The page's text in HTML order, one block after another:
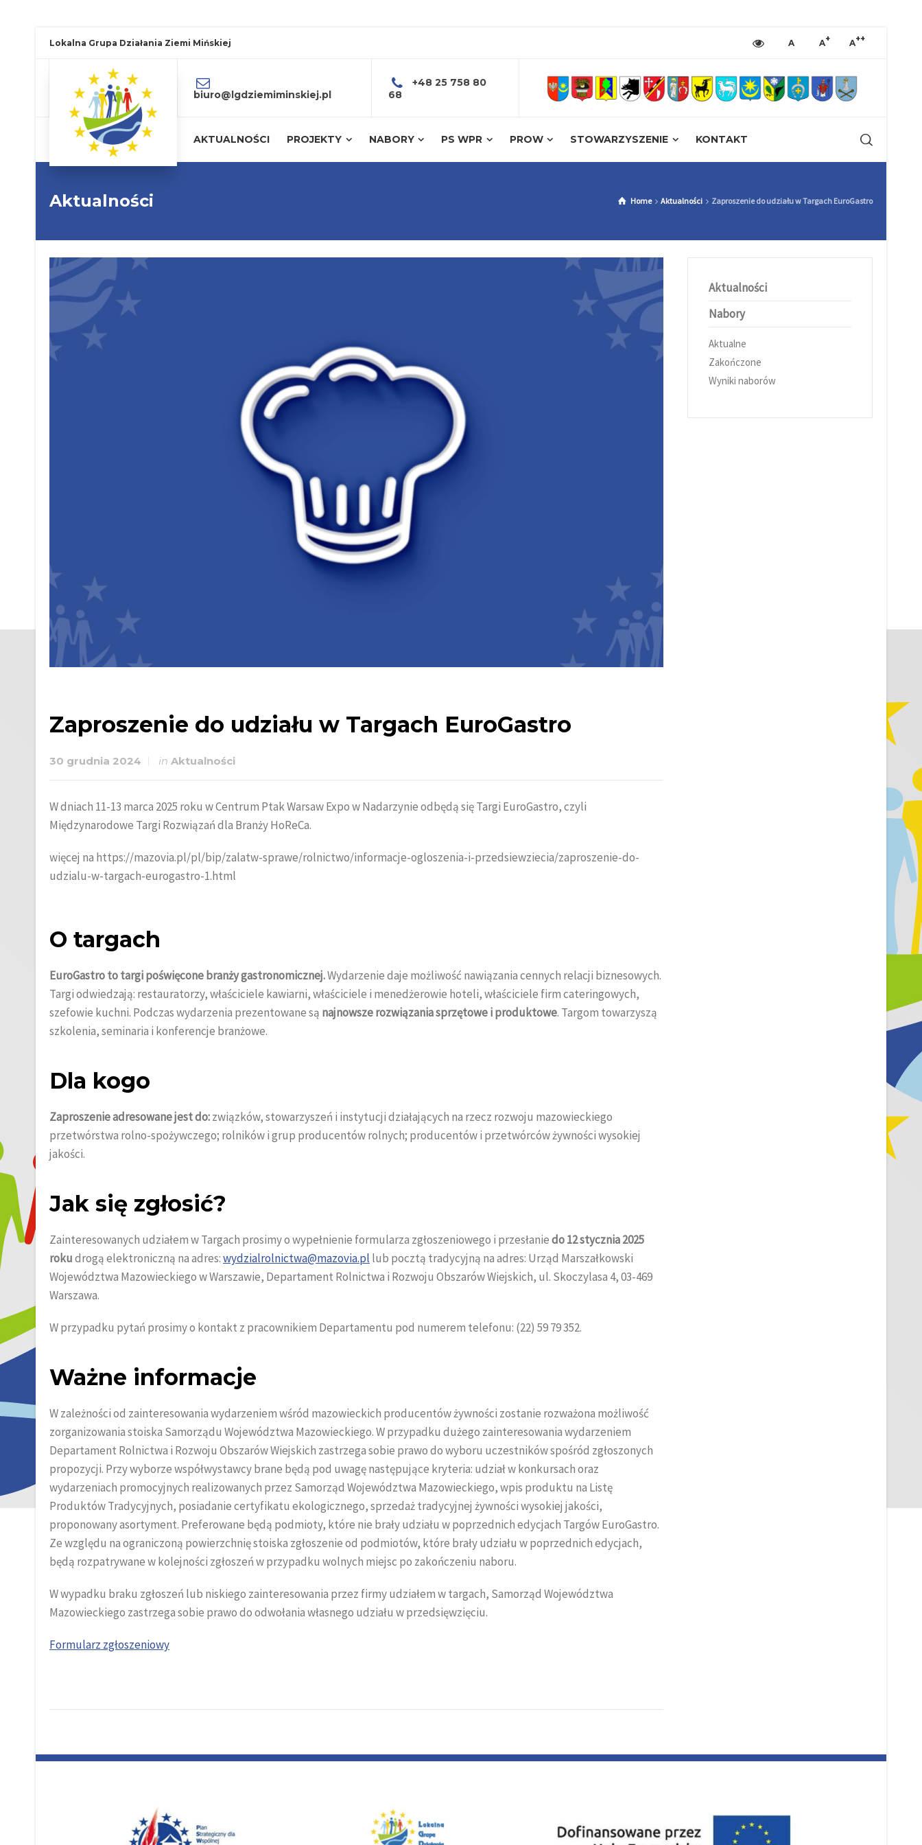
Lokalna Grupa Działania Ziemi Mińskiej A A+ A++
biuro@lgdziemiminskiej.pl
+48 25 758 80
68
AKTUALNOŚCI PROJEKTY NABORY PS WPR PROW STOWARZYSZENIE KONTAKT
Aktualności Home Aktualności Zaproszenie do udziału w Targach EuroGastro
Zaproszenie do udziału w Targach EuroGastro
30 grudnia 2024 in Aktualności
W dniach 11-13 marca 2025 roku w Centrum Ptak Warsaw Expo w Nadarzynie odbędą się Targi EuroGastro, czyli
Międzynarodowe Targi Rozwiązań dla Branży HoReCa.
więcej na https://mazovia.pl/pl/bip/zalatw-sprawe/rolnictwo/informacje-ogloszenia-i-przedsiewziecia/zaproszenie-do-
udzialu-w-targach-eurogastro-1.html
O targach
EuroGastro to targi poświęcone branży gastronomicznej.Wydarzenie daje możliwość nawiązania cennych relacji biznesowych.
Targi odwiedzają: restauratorzy, właściciele kawiarni, właściciele i menedżerowie hoteli, właściciele firm cateringowych,
szefowie kuchni. Podczas wydarzenia prezentowane są najnowsze rozwiązania sprzętowe i produktowe. Targom towarzyszą
szkolenia, seminaria i konferencje branżowe.
Dla kogo
Zaproszenie adresowane jest do:związków, stowarzyszeń i instytucji działających na rzecz rozwoju mazowieckiego
przetwórstwa rolno-spożywczego; rolników i grup producentów rolnych; producentów i przetwórców żywności wysokiej
jakości.
Jak się zgłosić?
Zainteresowanych udziałem w Targach prosimy o wypełnienie formularza zgłoszeniowego i przesłaniedo 12 stycznia 2025
rokudrogą elektroniczną na adres:wydzialrolnictwa@mazovia.pl lub pocztą tradycyjną na adres: Urząd Marszałkowski
Województwa Mazowieckiego w Warszawie, Departament Rolnictwa i Rozwoju Obszarów Wiejskich, ul. Skoczylasa 4, 03-469
Warszawa.
W przypadku pytań prosimy o kontakt z pracownikiem Departamentu pod numerem telefonu: (22) 59 79 352.
Ważne informacje
W zależności od zainteresowania wydarzeniem wśród mazowieckich producentów żywności zostanie rozważona możliwość
zorganizowania stoiska Samorządu Województwa Mazowieckiego. W przypadku dużego zainteresowania wydarzeniem
Departament Rolnictwa i Rozwoju Obszarów Wiejskich zastrzega sobie prawo do wyboru uczestników spośród zgłoszonych
propozycji. Przy wyborze współwystawcy brane będą pod uwagę następujące kryteria: udział w konkursach oraz
wydarzeniach promocyjnych realizowanych przez Samorząd Województwa Mazowieckiego, wpis produktu na Listę
Produktów Tradycyjnych, posiadanie certyfikatu ekologicznego, sprzedaż tradycyjnej żywności wysokiej jakości,
proponowany asortyment. Preferowane będą podmioty, które nie brały udziału w poprzednich edycjach Targów EuroGastro.
Ze względu na ograniczoną powierzchnię stoiska zgłoszenie od podmiotów, które brały udziału w poprzednich edycjach,
będą rozpatrywane w kolejności zgłoszeń w przypadku wolnych miejsc po zakończeniu naboru.
W wypadku braku zgłoszeń lub niskiego zainteresowania przez firmy udziałem w targach, Samorząd Województwa
Mazowieckiego zastrzega sobie prawo do odwołania własnego udziału w przedsięwzięciu.
Formularz zgłoszeniowy
Aktualności
Nabory
Aktualne
Zakończone
Wyniki naborów